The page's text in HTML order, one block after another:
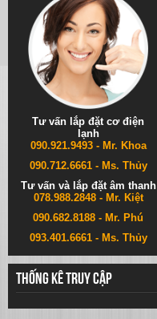
Tư vấn lắp đặt cơ điện
lạnh
090.921.9493 - Mr. Khoa
090.712.6661 - Ms. Thủy
Tư vấn và lắp đặt âm thanh
078.988.2848 - Mr. Kiệt
090.682.8188 - Mr. Phú
093.401.6661 - Ms. Thủy
Thống kê truy cập